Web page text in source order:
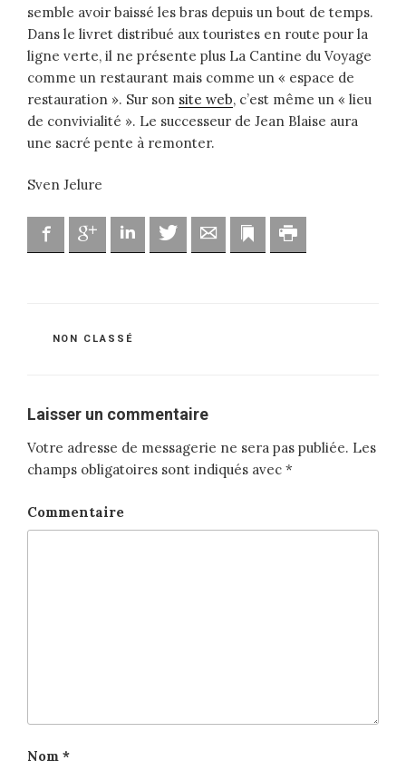
semble avoir baissé les bras depuis un bout de temps.
Dans le livret distribué aux touristes en route pour la
ligne verte, il ne présente plus La Cantine du Voyage
comme un restaurant mais comme un « espace de
restauration ». Sur son site web, c’est même un « lieu
de convivialité ». Le successeur de Jean Blaise aura
une sacré pente à remonter.
Sven Jelure
FacebookGoogle Linkedin Twitter Adresse mailMarque-page
CATÉGORIES
NON CLASSÉ
Laisser un commentaire
Votre adresse de messagerie ne sera pas publiée. Les
champs obligatoires sont indiqués avec *
Commentaire
Nom *